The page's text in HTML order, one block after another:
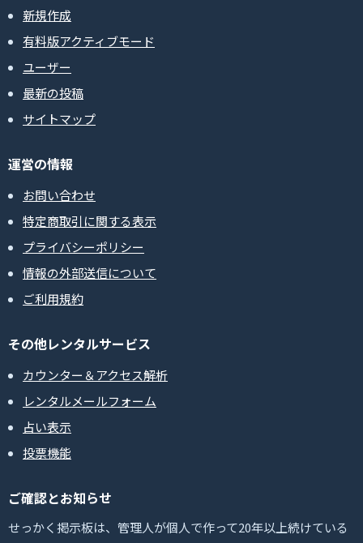
新規作成
有料版アクティブモード
ユーザー
最新の投稿
サイトマップ
運営の情報
お問い合わせ
特定商取引に関する表示
プライバシーポリシー
情報の外部送信について
ご利用規約
その他レンタルサービス
カウンター＆アクセス解析
レンタルメールフォーム
占い表示
投票機能
ご確認とお知らせ
せっかく掲示板は、管理人が個人で作って20年以上続けている